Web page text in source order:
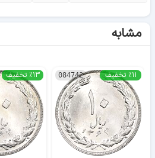
مشابه
084742 ٪۱۱ تخفیف ٪۱۳ تخفیف